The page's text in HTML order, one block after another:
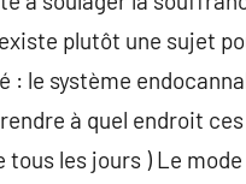
plutôt une sujet
: le système
à quel endroit
les jours ) Le